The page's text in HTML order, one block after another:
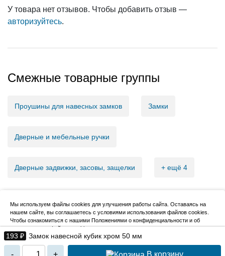
193 ₽ Замок навесной кубик хром 50 мм
В корзину
У товара нет отзывов. Чтобы добавить отзыв —
авторизуйтесь.
Смежные товарные группы
Проушины для навесных замков Замки
Дверные и мебельные ручки
Дверные задвижки, засовы, защелки + ещё 4
2007–2026, НовМетиз
Мы используем файлы cookies для улучшения работы сайта. Оставаясь на
нашем сайте, вы соглашаетесь с условиями использования файлов cookies.
Чтобы ознакомиться с нашими Положениями о конфиденциальности и об
использовании файлов cookie,нажмите здесь.
Я согласен